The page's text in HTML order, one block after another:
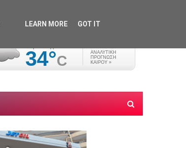
LEARN MORE GOT IT